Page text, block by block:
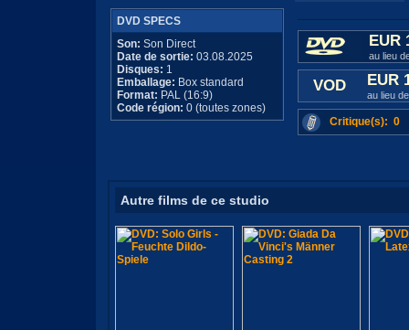
DVD SPECS
Son: Son Direct
Date de sortie: 03.08.2025
Disques: 1
Emballage: Box standard
Format: PAL (16:9)
Code région: 0 (toutes zones)
EUR
au lieu
VOD EUR
au lieu
Critique(s): 0
Autre films de ce studio